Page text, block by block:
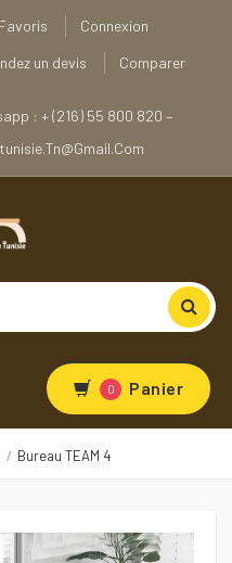
Favoris
Connexion
un devis Comparer
: + (216) 55 800 820 –
0 Panier
Bureau TEAM 4